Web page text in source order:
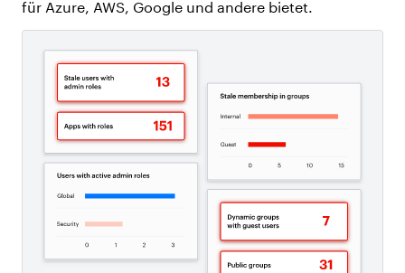
für Azure, AWS, Google und andere bietet.